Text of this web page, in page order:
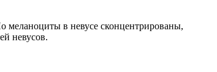
меланоциты в невусе сконцентрированы,
невусов.